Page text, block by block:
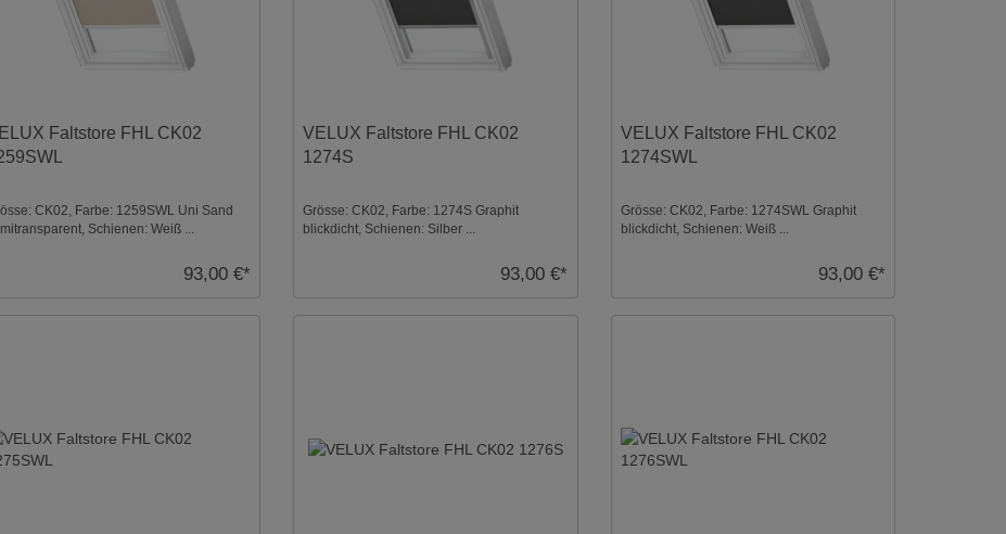
Faltstore FHL CK02
CK02, Farbe: 1259SWL Uni Sand
Schienen: Weiß ...
93,00 €*
VELUX Faltstore FHL CK02
1274S
Grösse: CK02, Farbe: 1274S Graphit
blickdicht, Schienen: Silber ...
93,00 €*
VELUX Faltstore FHL CK02
1274SWL
Grösse: CK02, Farbe: 1274SWL Graphit
blickdicht, Schienen: Weiß ...
93,00 €*